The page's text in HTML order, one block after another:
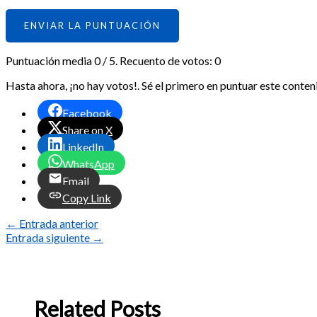
ENVIAR LA PUNTUACIÓN
Puntuación media0/ 5. Recuento de votos: 0
Hasta ahora, ¡no hay votos!. Sé el primero en puntuar este
Facebook
Share on X
LinkedIn
WhatsApp
Email
Copy Link
← Entrada anterior
Entrada siguiente →
Related Posts